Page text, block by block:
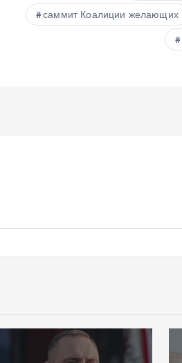
саммит Коалиции желающих